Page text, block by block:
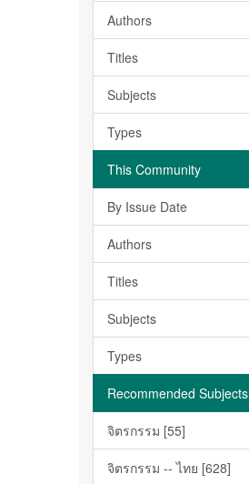
Authors
Titles
Subjects
Types
This Community
By Issue Date
Authors
Titles
Subjects
Types
Recommended Subjects
จิตรกรรม [55]
จิตรกรรม -- ไทย [628]